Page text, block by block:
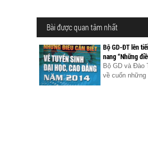
Bài được quan tâm nhất
Bộ GD-ĐT lên
nang “Những
Bộ GD và Đào
về cuốn những